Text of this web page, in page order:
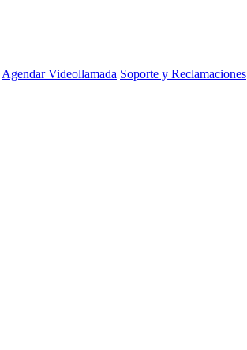
Agendar Videollamada Soporte y Reclamaciones